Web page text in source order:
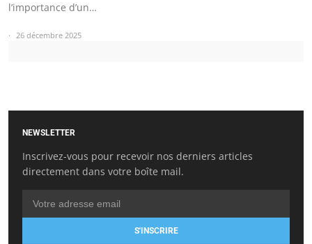
l’importance d’un…
26 décembre 2025
NEWSLETTER
Inscrivez-vous pour recevoir nos derniers articles
directement dans votre boîte mail.
S'INSCRIRE